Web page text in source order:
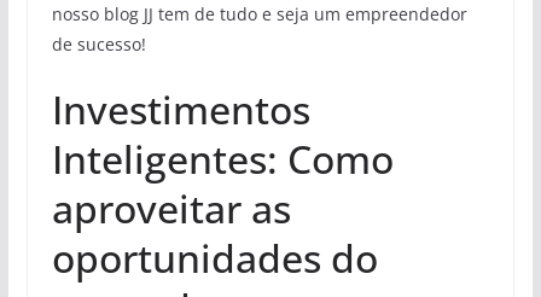
nosso blog JJ tem de tudo e seja um empreendedor
de sucesso!
Investimentos
Inteligentes: Como
aproveitar as
oportunidades do